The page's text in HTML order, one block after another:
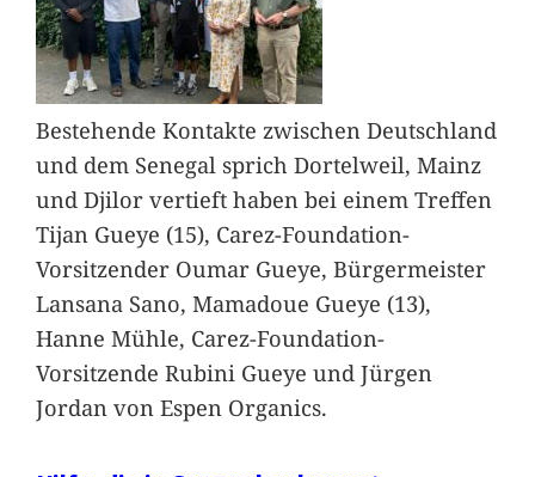
Bestehende Kontakte zwischen Deutschland
und dem Senegal sprich Dortelweil, Mainz
und Djilor vertieft haben bei einem Treffen
Tijan Gueye (15), Carez-Foundation-
Vorsitzender Oumar Gueye, Bürgermeister
Lansana Sano, Mamadoue Gueye (13),
Hanne Mühle, Carez-Foundation-
Vorsitzende Rubini Gueye und Jürgen
Jordan von Espen Organics.